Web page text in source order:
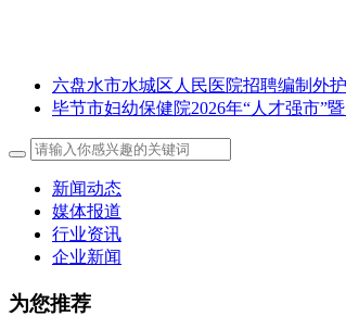
六盘水市水城区人民医院招聘编制外
毕节市妇幼保健院2026年“人才强市”
新闻动态
媒体报道
行业资讯
企业新闻
为您推荐